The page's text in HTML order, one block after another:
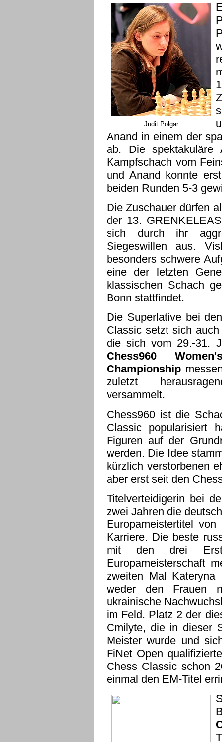
Judit Polgar
Anand in einem der
ab. Die spektakuläre
Kampfschach vom
und Anand konnte
beiden Runden 5-3
Die Zuschauer dürfen
der 13.
sich durch ihr
Siegeswillen aus.
besonders schwere
eine der letzten
klassischen Schach
Bonn stattfindet.
Die Superlative bei
Classic setzt sich
die sich vom 29.-31.
Chess960
Championship
zuletzt
versammelt.
Chess960 ist die
Classic popularisiert
Figuren auf der
werden. Die Idee
kürzlich verstorbenen
aber erst seit den
Titelverteidigerin bei
zwei Jahren die
Europameistertitel
Karriere. Die beste
mit den drei
Europameisterschaft
zweiten Mal
weder den Frauen
ukrainische
im Feld. Platz 2 der
Cmilyte, die in dieser
Meister wurde und
FiNet Open
Chess Classic schon
einmal den EM-Titel